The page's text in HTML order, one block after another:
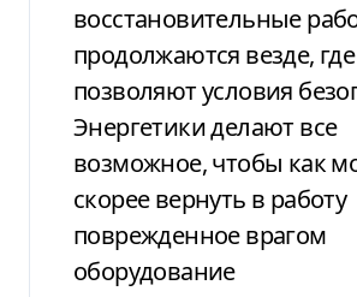
восстановительные
продолжаются везде, где
позволяют условия
Энергетики делают все
возможное, чтобы как
скорее вернуть в работу
поврежденное врагом
оборудование